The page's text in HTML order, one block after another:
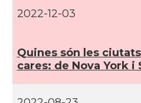
2022-12-03
Quines són les
cares: de Nova York i